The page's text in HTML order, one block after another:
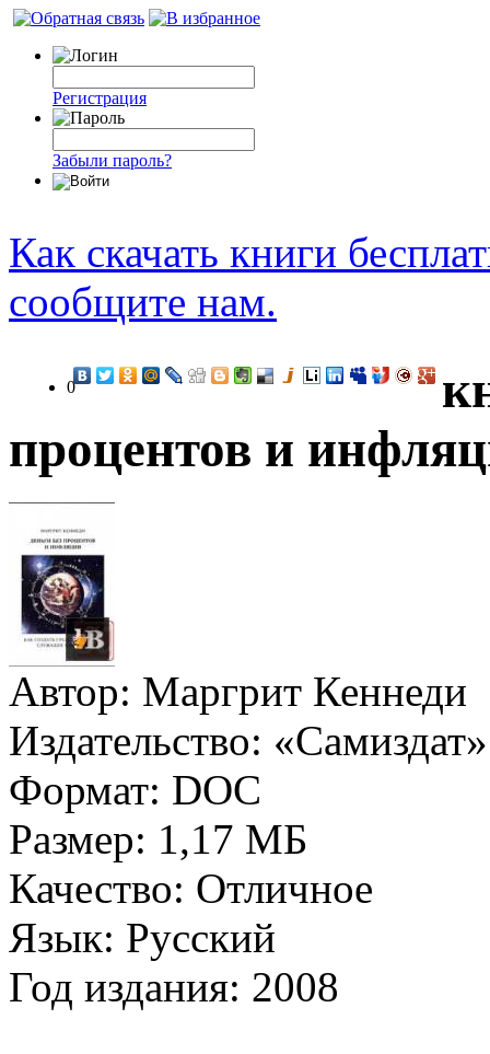
Регистрация
Забыли пароль?
Как скачать книги
сообщите нам.
0
процентов и
Автор: Маргрит Кеннеди
Издательство: «Самиздат»
Формат: DOC
Размер: 1,17 МБ
Качество: Отличное
Язык: Русский
Год издания: 2008